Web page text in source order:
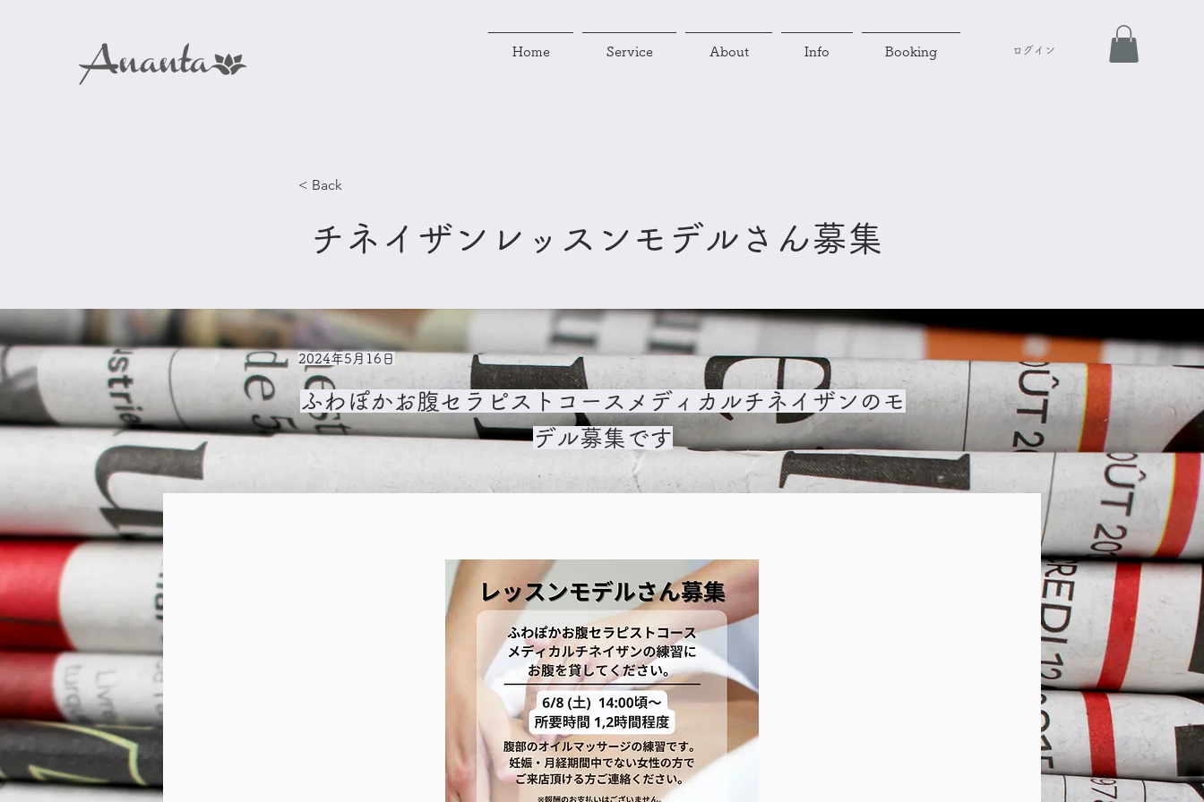
Home Service About Info Booking ログイン
< Back
チネイザンレッスンモデルさん募集
2024年5月16日
ふわぽかお腹セラピストコースメディカルチネイザンのモ
デル募集です